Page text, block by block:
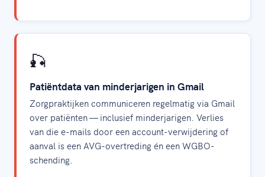
🎣
Patiëntdata van minderjarigen in Gmail
Zorgpraktijken communiceren regelmatig via Gmail
over patiënten — inclusief minderjarigen. Verlies
van die e-mails door een account-verwijdering of
aanval is een AVG-overtreding én een WGBO-
schending.